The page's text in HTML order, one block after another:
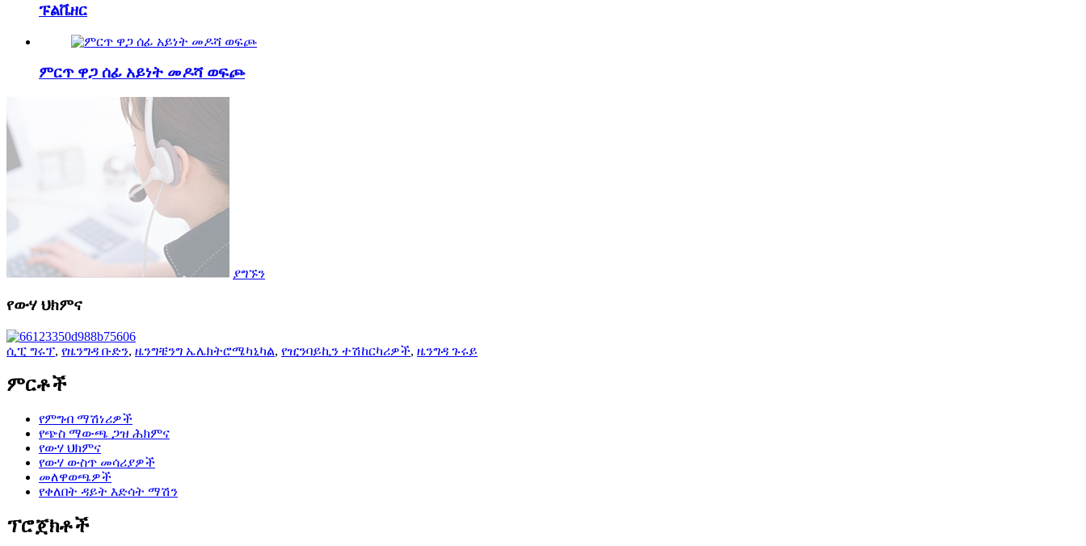
ፑልቬዘር
ምርጥ ዋጋ ሰፊ አይነት መዶሻ ወፍጮ
ያግኙን
የውሃ ህክምና
ሲፒ ግሩፕ, የዜንግዳ ቡድን, ዜንግቼንግ ኤሌክትሮሜካኒካል, የዢንባይኪን ተሽከርካሪዎች, ዜንግዳ ጉሩይ
ምርቶች
የምግብ ማሽነሪዎች
የጭስ ማውጫ ጋዝ ሕክምና
የውሃ ህክምና
የውሃ ውስጥ መሳሪያዎች
መለዋወጫዎች
የቀለበት ዳይት እድሳት ማሽን
ፕሮጀክቶች